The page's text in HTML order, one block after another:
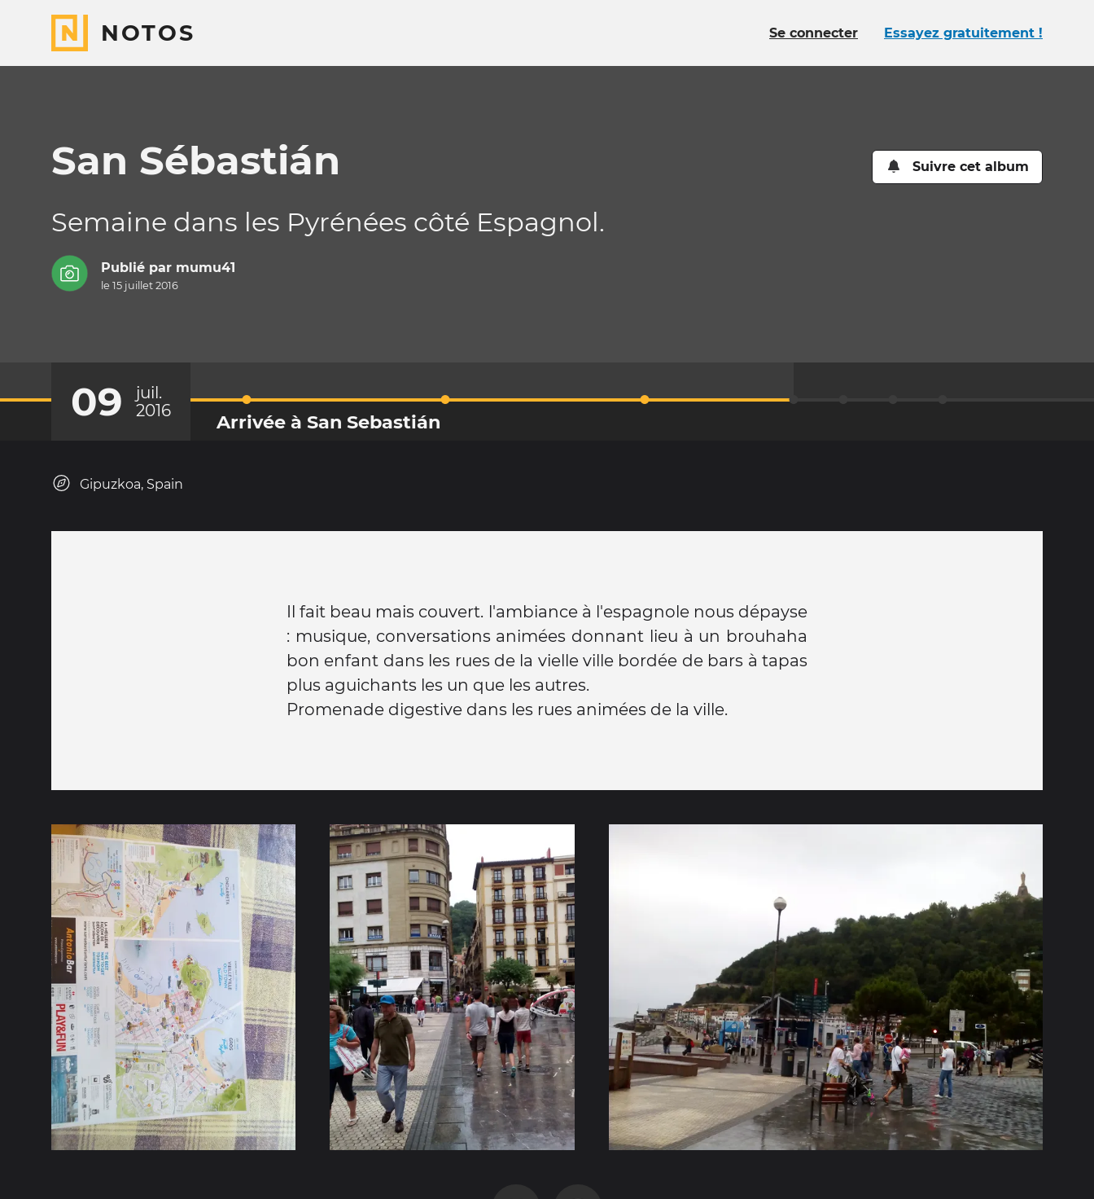
NOTOS Se connecter Essayez gratuitement !
San Sébastián Suivre cet album
Semaine dans les Pyrénées côté Espagnol.
Publié par mumu41
le 15 juillet 2016
09
juil.
2016
Arrivée à San Sebastián
Gipuzkoa, Spain
Il fait beau mais couvert. l'ambiance à l'espagnole nous dépayse
: musique, conversations animées donnant lieu à un brouhaha
bon enfant dans les rues de la vielle ville bordée de bars à tapas
plus aguichants les un que les autres.
Promenade digestive dans les rues animées de la ville.